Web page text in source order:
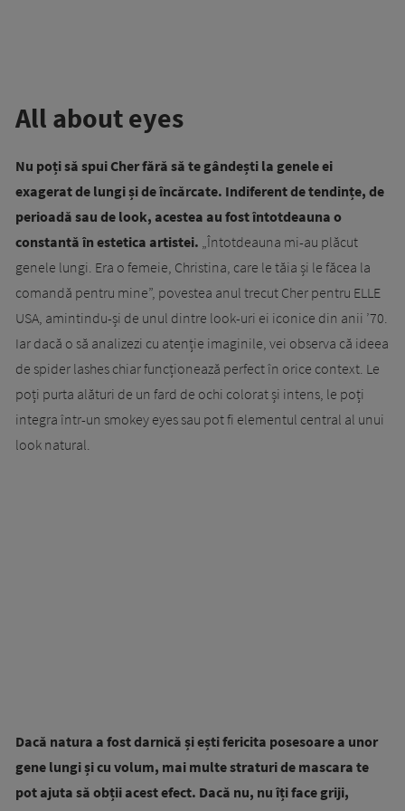
All about eyes
Nu poți să spui Cher fără să te gândești la genele ei
exagerat de lungi și de încărcate. Indiferent de tendințe, de
perioadă sau de look, acestea au fost întotdeauna o
constantă în estetica artistei. „Întotdeauna mi-au plăcut
genele lungi. Era o femeie, Christina, care le tăia și le făcea la
comandă pentru mine”, povestea anul trecut Cher pentru ELLE
USA, amintindu-și de unul dintre look-uri ei iconice din anii ’70.
Iar dacă o să analizezi cu atenție imaginile, vei observa că ideea
de spider lashes chiar funcționează perfect în orice context. Le
poți purta alături de un fard de ochi colorat și intens, le poți
integra într-un smokey eyes sau pot fi elementul central al unui
look natural.
Dacă natura a fost darnică și ești fericita posesoare a unor
gene lungi și cu volum, mai multe straturi de mascara te
pot ajuta să obții acest efect. Dacă nu, nu îți face griji,